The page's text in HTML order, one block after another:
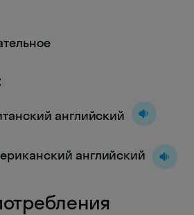
английский
английский